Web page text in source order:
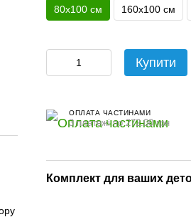
80х100 см 160х100 см
Купити
ОПЛАТА ЧАСТИНАМИ
3 платежі по 272.00 грн
Комплект для ваших